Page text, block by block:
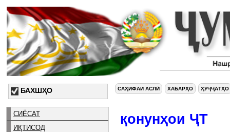
БАХШҲО
СИЁСАТ
ИҚТИСОД
САҲИФАИ АСЛӢ ХАБАРҲО ҲУҶҶАТҲО
қонунҳои ҶТ